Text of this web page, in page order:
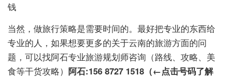
钱
当然，做旅行策略是需要时间的。最好把专业的东西给
专业的人，如果想要更多的关于云南的旅游方面的问
题，可以找阿石专业旅游规划师咨询（路线、攻略、美
食等干货攻略） 阿石:156 8727 1518 （←点击号码了解